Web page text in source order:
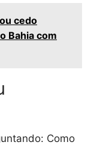
cedo
Bahia com
Como